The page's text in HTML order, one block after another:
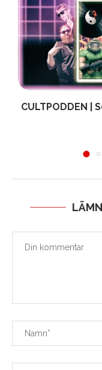
CULTPODDEN |